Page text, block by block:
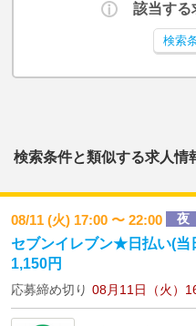
該当する
検索
検索条件と類似する求人情
08/11 (火) 17:00 〜 22:00 夜
セブンイレブン★日払い(
1,150円
応募締め切り 08月11日（火）